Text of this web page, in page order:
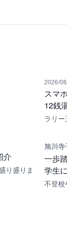
2026/
スマ
12銭
ラリー
介
り盛りま
旭川
一歩
学生
不登校